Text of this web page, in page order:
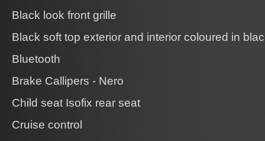
Black look front grille
Black soft top exterior and interior coloured in
Bluetooth
Brake Callipers - Nero
Child seat Isofix rear seat
Cruise control